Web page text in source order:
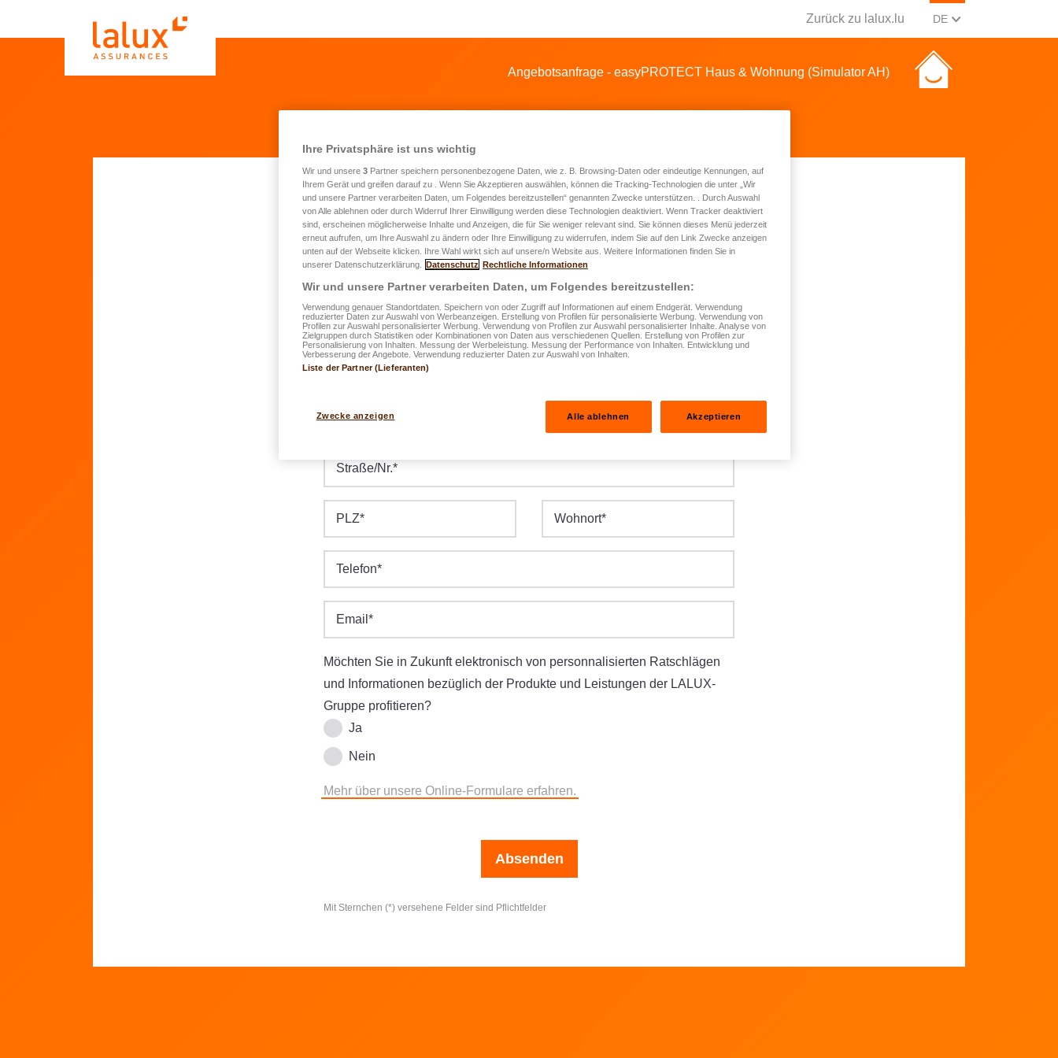
Zurück zu lalux.lu AKTUELLE SPRACHE
DE(DEUTSCH)
Angebotsanfrage - easyPROTECT Haus & Wohnung (Simulator AH)
Angebotsanfrage für eine Hausrat- und
Wohnungsversicherung
*
Name*
Straße/Nr.*
PLZ* Wohnort*
Telefon*
Email *
Möchten Sie in Zukunft elektronisch von personnalisierten Ratschlägen
und Informationen bezüglich der Produkte und Leistungen der LALUX-
Gruppe profitieren?
Ja
Nein
Mehr über unsere Online-Formulare erfahren.
Absenden
Mit Sternchen (*) versehene Felder sind Pflichtfelder
Ihre Privatsphäre ist uns wichtig
Wir und unsere 3 Partner speichern personenbezogene Daten, wie z. B. Browsing-Daten oder eindeutige Kennungen, auf
Ihrem Gerät und greifen darauf zu . Wenn Sie Akzeptieren auswählen, können die Tracking-Technologien die unter „Wir
und unsere Partner verarbeiten Daten, um Folgendes bereitzustellen“ genannten Zwecke unterstützen. . Durch Auswahl
von Alle ablehnen oder durch Widerruf Ihrer Einwilligung werden diese Technologien deaktiviert. Wenn Tracker deaktiviert
sind, erscheinen möglicherweise Inhalte und Anzeigen, die für Sie weniger relevant sind. Sie können dieses Menü jederzeit
erneut aufrufen, um Ihre Auswahl zu ändern oder Ihre Einwilligung zu widerrufen, indem Sie auf den Link Zwecke anzeigen
unten auf der Webseite klicken. Ihre Wahl wirkt sich auf unsere/n Website aus. Weitere Informationen finden Sie in
unserer Datenschutzerklärung.
Datenschutz Rechtliche Informationen
Wir und unsere Partner verarbeiten Daten, um Folgendes bereitzustellen:
Verwendung genauer Standortdaten. Speichern von oder Zugriff auf Informationen auf einem Endgerät. Verwendung
reduzierter Daten zur Auswahl von Werbeanzeigen. Erstellung von Profilen für personalisierte Werbung. Verwendung von
Profilen zur Auswahl personalisierter Werbung. Verwendung von Profilen zur Auswahl personalisierter Inhalte. Analyse von
Zielgruppen durch Statistiken oder Kombinationen von Daten aus verschiedenen Quellen. Erstellung von Profilen zur
Personalisierung von Inhalten. Messung der Werbeleistung. Messung der Performance von Inhalten. Entwicklung und
Verbesserung der Angebote. Verwendung reduzierter Daten zur Auswahl von Inhalten.
Liste der Partner (Lieferanten)
Zwecke anzeigen Alle ablehnen Akzeptieren